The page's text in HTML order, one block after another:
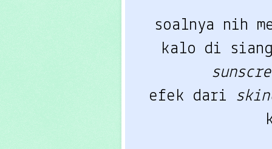
soalnya nih
efek dari